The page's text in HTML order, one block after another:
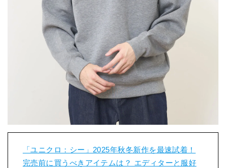
「ユニクロ：シー」2025年秋冬新作を最速試着！
完売前に買うべきアイテムは？ エディターと服好